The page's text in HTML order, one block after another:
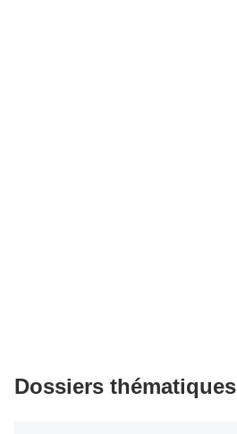
Dossiers thématiques